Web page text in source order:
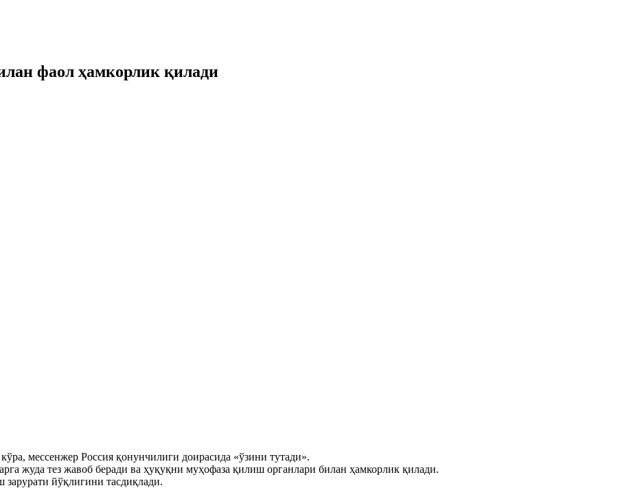
фаол ҳамкорлик қилади
мессенжер Россия қонунчилиги доирасида «ўзини тутади».
жуда тез жавоб беради ва ҳуқуқни муҳофаза қилиш органлари билан ҳамкорлик қилади.
йўқлигини тасдиқлади.